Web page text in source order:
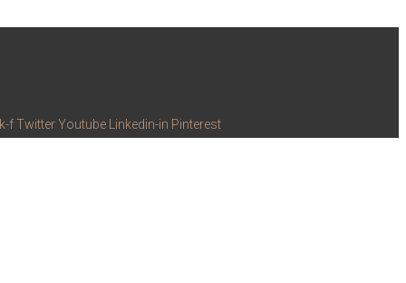
fTwitterYoutube Linkedin-in Pinterest